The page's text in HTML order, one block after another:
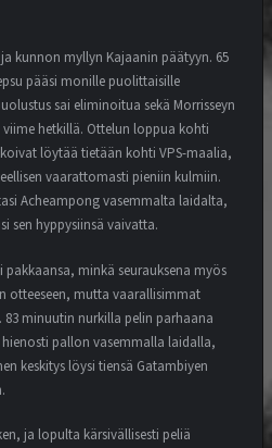
kunnon myllyn Kajaanin päätyyn. 65
pääsi monille puolittaisille
sai eliminoitua sekä Morrisseyn
hetkillä. Ottelun loppua kohti
löytää tietään kohti VPS-maalia,
vaarattomasti pieniin kulmiin.
Acheampong vasemmalta laidalta,
sen hyppysiinsä vaivatta.
minkä seurauksena myös
otteeseen, mutta vaarallisimmat
83 minuutin nurkilla pelin parhaana
pallon vasemmalla laidalla,
keskitys löysi tiensä Gatambiyen
ja lopulta kärsivällisesti peliä